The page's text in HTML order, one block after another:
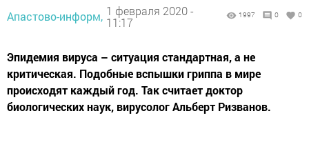
Апастово-информ, 1 февраля 2020 -
11:17
1997 0 0
Эпидемия вируса – ситуация стандартная, а не
критическая. Подобные вспышки гриппа в мире
происходят каждый год. Так считает доктор
биологических наук, вирусолог Альберт Ризванов.